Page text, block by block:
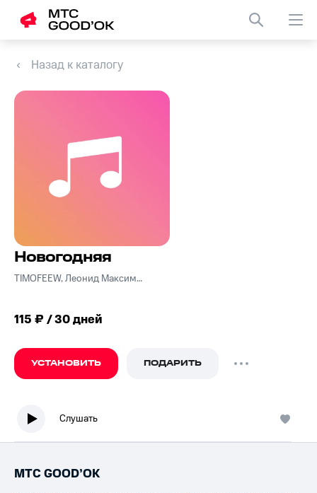
Назад к каталогу
Новогодняя
TIMOFEEW, Леонид Максименко
115 ₽ / 30 дней
УСТАНОВИТЬ ПОДАРИТЬ
Слушать
МТС GOOD’OK